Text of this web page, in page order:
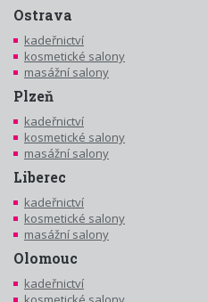
Ostrava
kadeřnictví
kosmetické salony
masážní salony
Plzeň
kadeřnictví
kosmetické salony
masážní salony
Liberec
kadeřnictví
kosmetické salony
masážní salony
Olomouc
kadeřnictví